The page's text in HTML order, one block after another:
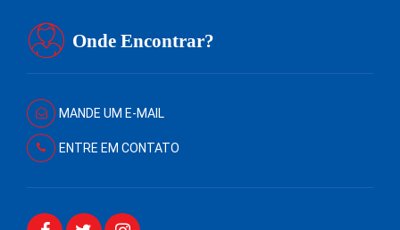
Onde Encontrar?
MANDE UM E-MAIL
ENTRE EM CONTATO